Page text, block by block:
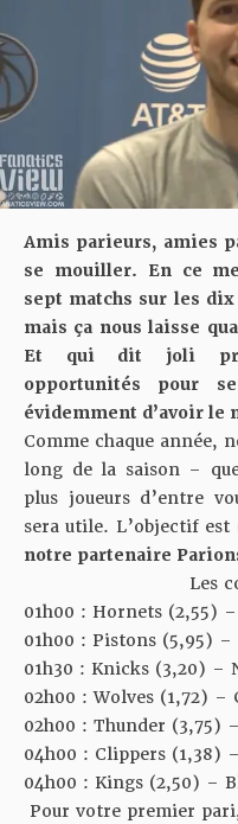
Amis parieurs, amies
se mouiller. En ce
sept matchs sur les
mais ça nous laisse
Et qui dit joli
opportunités pour
évidemment d’avoir le
Comme chaque année,
long de la saison –
plus joueurs d’entre
sera utile. L’objectif
notre partenaire
Les
01h00 : Hornets (2,55)
01h00 : Pistons (5,95) –
01h30 : Knicks (3,20) –
02h00 : Wolves (1,72) –
02h00 : Thunder (3,75)
04h00 : Clippers (1,38)
04h00 : Kings (2,50) –
Pour votre premier